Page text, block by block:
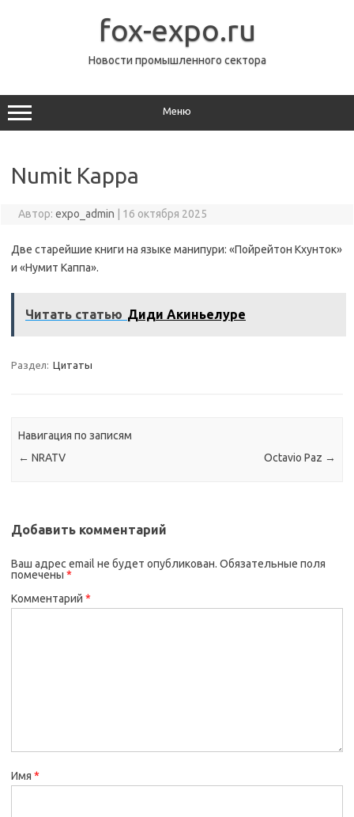
fox-expo.ru
Новости промышленного сектора
Меню
Numit Kappa
Автор: expo_admin 16 октября 2025
Две старейшие книги на языке манипури: «Пойрейтон Кхунток»
и «Нумит Каппа».
Читать статью Диди Акиньелуре
Раздел: Цитаты
Навигация по записям
← NRATV Octavio Paz →
Добавить комментарий
Ваш адрес email не будет опубликован. Обязательные поля
помечены *
Комментарий *
Имя *